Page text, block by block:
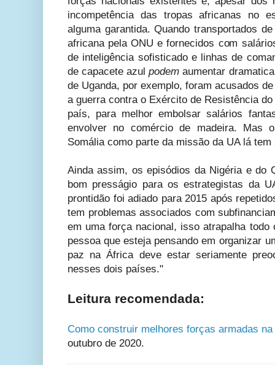
incompetência das tropas africanas no
alguma garantida. Quando transportados
africana pela ONU e fornecidos com
de inteligência sofisticado e linhas de
de capacete azulpodemaumentar
de Uganda, por exemplo, foram acusados
a guerra contra o Exército de Resistência
país, para melhor embolsar salários
envolver no comércio de madeira. Mas
Somália como parte da missão da UA lá
Ainda assim, os episódios da Nigéria e do
bom presságio para os estrategistas da
prontidão foi adiado para 2015 após
tem problemas associados com
em uma força nacional, isso atrapalha
pessoa que esteja pensando em organizar
paz na África deve estar seriamente
nesses dois países."
Leitura recomendada:
Como construir melhores forças armadas
outubro de 2020.